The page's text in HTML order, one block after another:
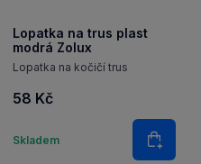
modrá Zolux
58 Kč